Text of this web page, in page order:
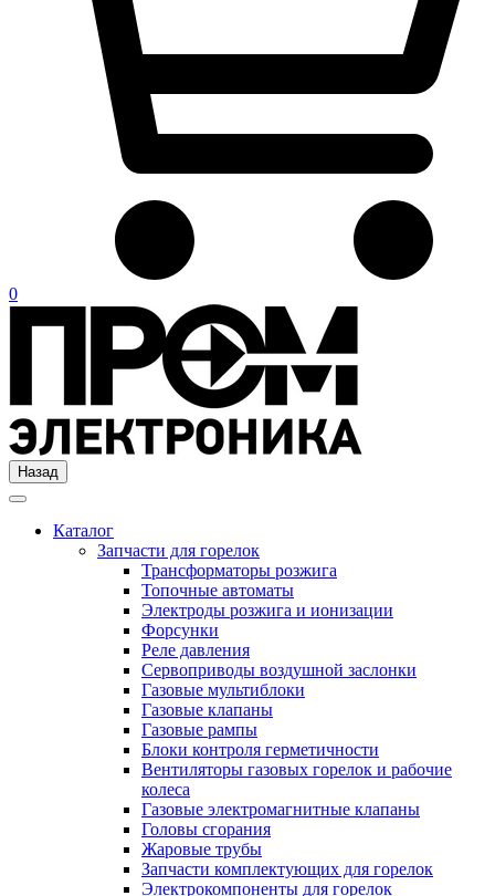
0
Назад
Каталог
Запчасти для горелок
Трансформаторы розжига
Топочные автоматы
Электроды розжига и ионизации
Форсунки
Реле давления
Сервоприводы воздушной заслонки
Газовые мультиблоки
Газовые клапаны
Газовые рампы
Блоки контроля герметичности
Вентиляторы газовых горелок и рабочие
колеса
Газовые электромагнитные клапаны
Головы сгорания
Жаровые трубы
Запчасти комплектующих для горелок
Электрокомпоненты для горелок